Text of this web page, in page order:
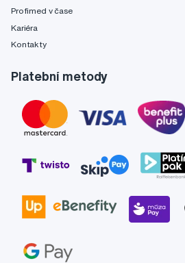
Profimed v čase
Kariéra
Kontakty
Platební metody